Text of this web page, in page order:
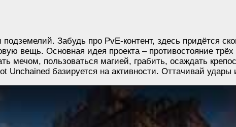
Забудь про PvE-контент, здесь придётся
вещь. Основная идея проекта – противостояние
мечом, пользоваться магией, грабить, осаждать
Unchained базируется на активности. Оттачивай